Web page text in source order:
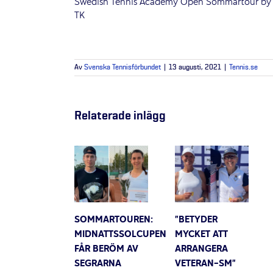
TK
Av Svenska Tennisförbundet 13 augusti, 2021 Tennis.se
Relaterade inlägg
SOMMARTOUREN:
MIDNATTSSOLCUPEN
FÅR BERÖM AV
SEGRARNA
”BETYDER
MYCKET ATT
ARRANGERA
VETERAN-SM”